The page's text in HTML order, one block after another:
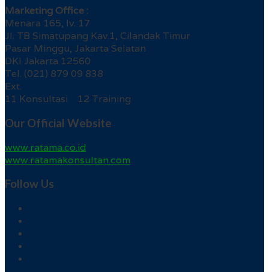
Marketing Office :
Menara 165, lv. 17
Jl. TB Simatupang Kav.1, Cilandak Timur
Pasar Minggu, Jakarta Selatan
DKI Jakarta 12560
Tel. (021) 879 09 838
Ext.
11 Konsultasi 12 Training
Our Official Website
www.ratama.co.id
www.ratamakonsultan.com
Follow Us